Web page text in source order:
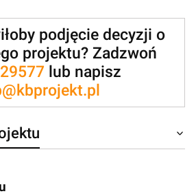
podjęcie decyzji o
projektu? Zadzwoń
lub napisz